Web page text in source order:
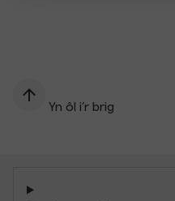
Yn ôl i’r brig